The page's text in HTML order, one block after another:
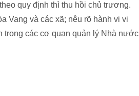
quy định thì thu hồi chủ trương.
Vang và các xã; nêu rõ hành vi vi
trong các cơ quan quản lý Nhà nước